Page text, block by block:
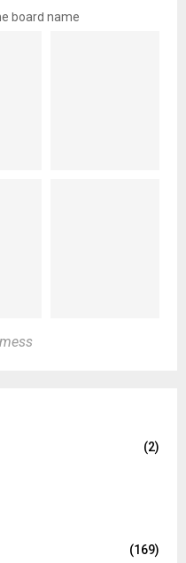
board name
(2)
(169)